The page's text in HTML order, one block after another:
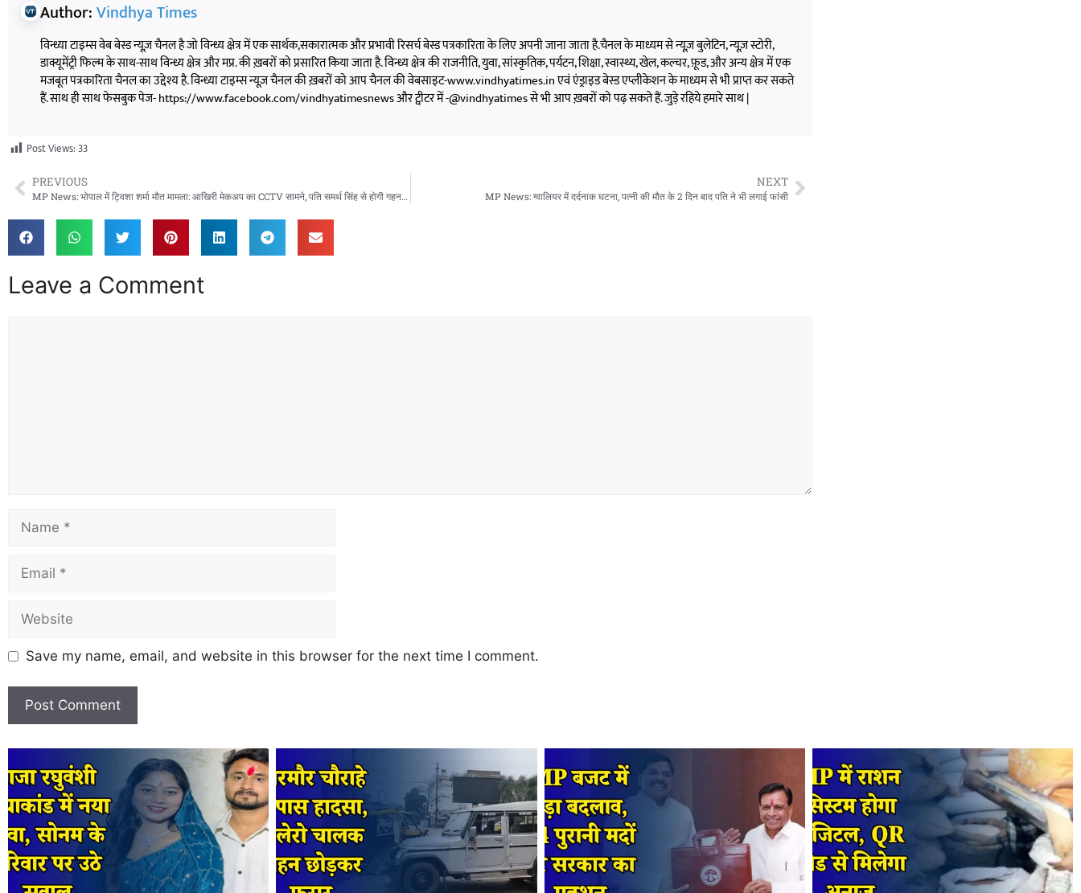
Author:Vindhya Times
विन्ध्या टाइम्स वेब बेस्ड न्यूज़ चैनल है जो विन्ध्य क्षेत्र में एक सार्थक,सकारात्मक और प्रभावी रिसर्च बेस्ड पत्रकारिता के लिए अपनी जाना जाता है.चैनल के माध्यम से न्यूज़ बुलेटिन, न्यूज़ स्टोरी,
डाक्यूमेंट्री फिल्म के साथ-साथ विन्ध्य क्षेत्र और मप्र. की ख़बरों को प्रसारित किया जाता है. विन्ध्य क्षेत्र की राजनीति, युवा, सांस्कृतिक, पर्यटन, शिक्षा, स्वास्थ्य, खेल, कल्चर, फ़ूड, और अन्य क्षेत्र में एक
मजबूत पत्रकारिता चैनल का उद्देश्य है. विन्ध्या टाइम्स न्यूज़ चैनल की ख़बरों को आप चैनल की वेबसाइट-www.vindhyatimes.in एवं एंड्राइड बेस्ड एप्लीकेशन के माध्यम से भी प्राप्त कर सकते
हैं. साथ ही साथ फेसबुक पेज- https://www.facebook.com/vindhyatimesnews और ट्वीटर में -@vindhyatimes से भी आप ख़बरों को पढ़ सकते हैं. जुड़े रहिये हमारे साथ |
Post Views:33
PREVIOUS
MP News: भोपाल में ट्विशा शर्मा मौत मामला: आखिरी मेकअप का CCTV सामने, पति समर्थ सिंह से होगी गहन पूछताछ
NEXT
MP News: ग्वालियर में दर्दनाक घटना, पत्नी की मौत के 2 दिन बाद पति ने भी लगाई फांसी
Leave a Comment
Save my name, email, and website in this browser for the next time I comment.